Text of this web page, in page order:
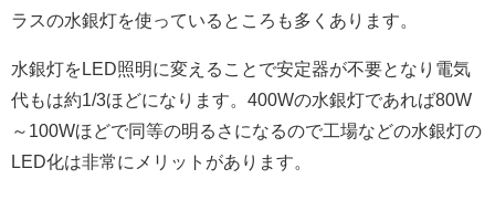
ラスの水銀灯を使っているところも多くあります。
水銀灯をLED照明に変えることで安定器が不要となり電気
代もは約1/3ほどになります。400Wの水銀灯であれば80W
～100Wほどで同等の明るさになるので工場などの水銀灯の
LED化は非常にメリットがあります。